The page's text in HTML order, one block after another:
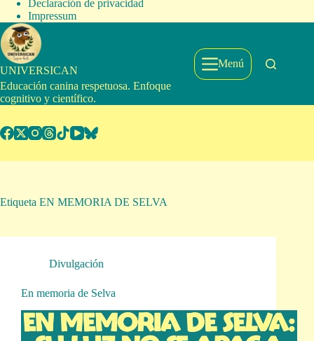
Declaración de privacidad
Impressum
Saltar
al
contenido
UNIVERSICAN
Educación canina respetuosa. Enfoque
cognitivo y científico.
Menú
Etiqueta EN MEMORIA DE SELVA
Divulgación
En memoria de Selva